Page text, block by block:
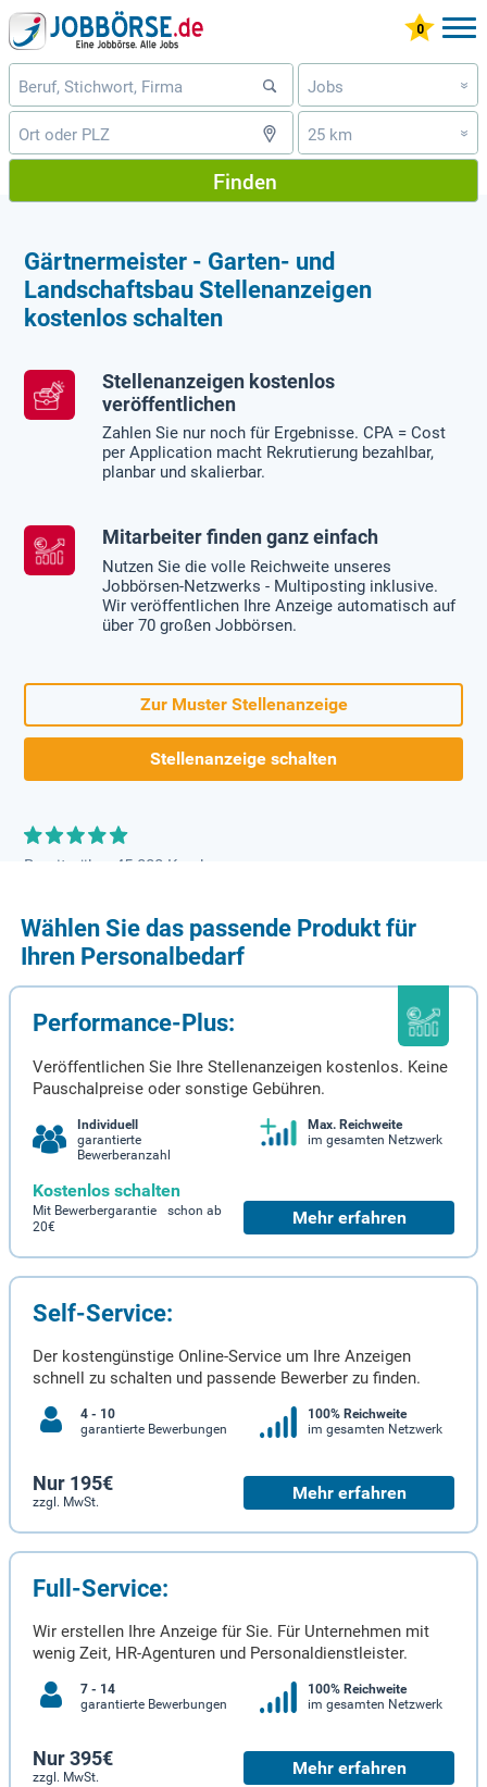
Jobs »
25 km »
Finden
Gärtnermeister - Garten- und
Landschaftsbau Stellenanzeigen
kostenlos schalten
Stellenanzeigen kostenlos
veröffentlichen
Zahlen Sie nur noch für Ergebnisse. CPA = Cost
per Application macht Rekrutierung bezahlbar,
planbar und skalierbar.
Mitarbeiter finden ganz einfach
Nutzen Sie die volle Reichweite unseres
Jobbörsen-Netzwerks - Multiposting inklusive.
Wir veröffentlichen Ihre Anzeige automatisch auf
über 70 großen Jobbörsen.
Zur Muster Stellenanzeige
Stellenanzeige schalten
Bereits über 45.000 Kunden
Wählen Sie das passende Produkt für
Ihren Personalbedarf
Performance-Plus:
Veröffentlichen Sie Ihre Stellenanzeigen kostenlos. Keine
Pauschalpreise oder sonstige Gebühren.
Individuell
garantierte
Bewerberanzahl
Max. Reichweite
im gesamten Netzwerk
Kostenlos schalten
Mit Bewerbergarantie schon ab
20€
Mehr erfahren
Self-Service:
Der kostengünstige Online-Service um Ihre Anzeigen
schnell zu schalten und passende Bewerber zu finden.
4 - 10
garantierte Bewerbungen
100% Reichweite
im gesamten Netzwerk
Nur 195€
zzgl. MwSt. Mehr erfahren
Full-Service:
Wir erstellen Ihre Anzeige für Sie. Für Unternehmen mit
wenig Zeit, HR-Agenturen und Personaldienstleister.
7 - 14
garantierte Bewerbungen
100% Reichweite
im gesamten Netzwerk
Nur 395€
zzgl. MwSt. Mehr erfahren